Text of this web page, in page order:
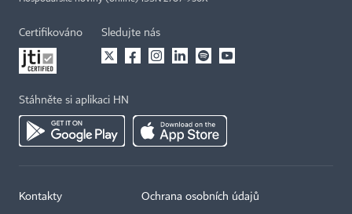
Certifikováno Sledujte nás
Stáhněte si aplikaci HN
Kontakty Ochrana osobních údajů